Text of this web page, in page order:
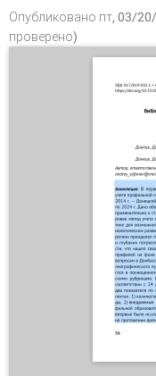
Опубликовано пт, 03/
проверено)